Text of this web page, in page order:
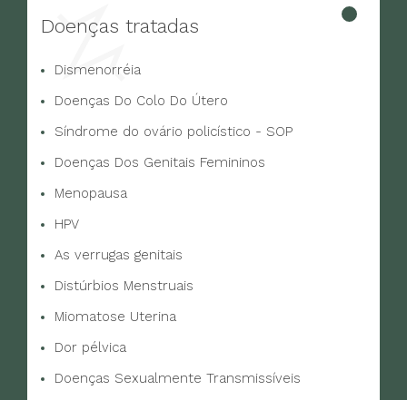
Doenças tratadas
Dismenorréia
Doenças Do Colo Do Útero
Síndrome do ovário policístico - SOP
Doenças Dos Genitais Femininos
Menopausa
HPV
As verrugas genitais
Distúrbios Menstruais
Miomatose Uterina
Dor pélvica
Doenças Sexualmente Transmissíveis